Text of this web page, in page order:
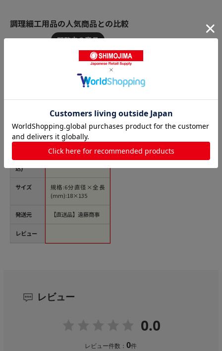
調理細工用品の人気商品との比較
商品名
価格(税
込)
サイズ
発送元
レビュー
SA18-8ライラック
イモクリ 6分 1袋（ご
注文単位1袋）【直送
品】
￥749
規格:6分直径×全長
(mm):18×135
【直送品】遠藤商事
レビュー
0.0
レビュー件数：0件